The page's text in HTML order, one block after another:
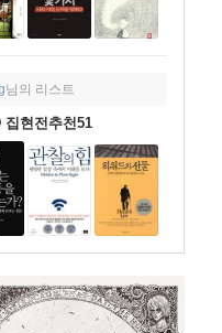
님의 리스트
집현전추천51